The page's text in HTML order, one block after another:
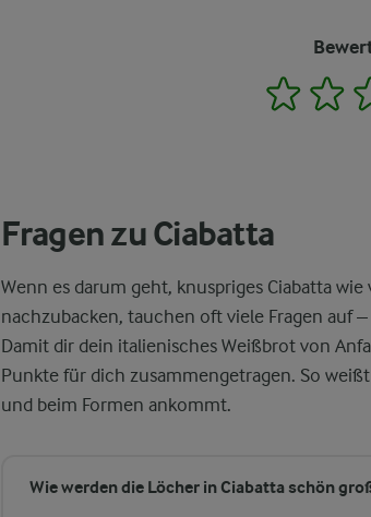
1 2
Fragen zu Ciabatta
Wenn es darum geht, knuspriges Ciabatta
nachzubacken, tauchen oft viele Fragen auf
Damit dir dein italienisches Weißbrot von
Punkte für dich zusammengetragen. So
und beim Formen ankommt.
Wie werden die Löcher in Ciabatta schön